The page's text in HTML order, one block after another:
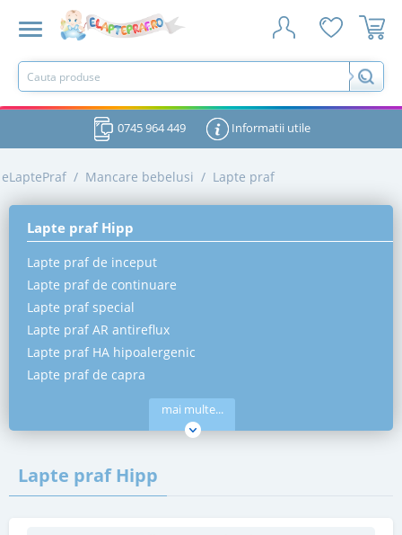
0745 964 449 Informatii utile
eLaptePraf / Mancare bebelusi / Lapte praf
Lapte praf Hipp
Lapte praf de inceput
Lapte praf de continuare
Lapte praf special
Lapte praf AR antireflux
Lapte praf HA hipoalergenic
Lapte praf de capra
mai multe...
Lapte praf Hipp